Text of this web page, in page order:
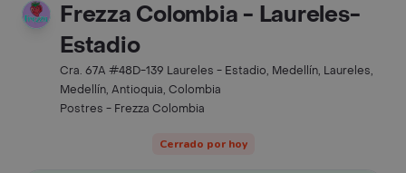
Frezza Colombia - Laureles-
Estadio
Cra. 67A #48D-139 Laureles - Estadio, Medellín, Laureles,
Medellín, Antioquia, Colombia
Postres - Frezza Colombia
Cerrado por hoy